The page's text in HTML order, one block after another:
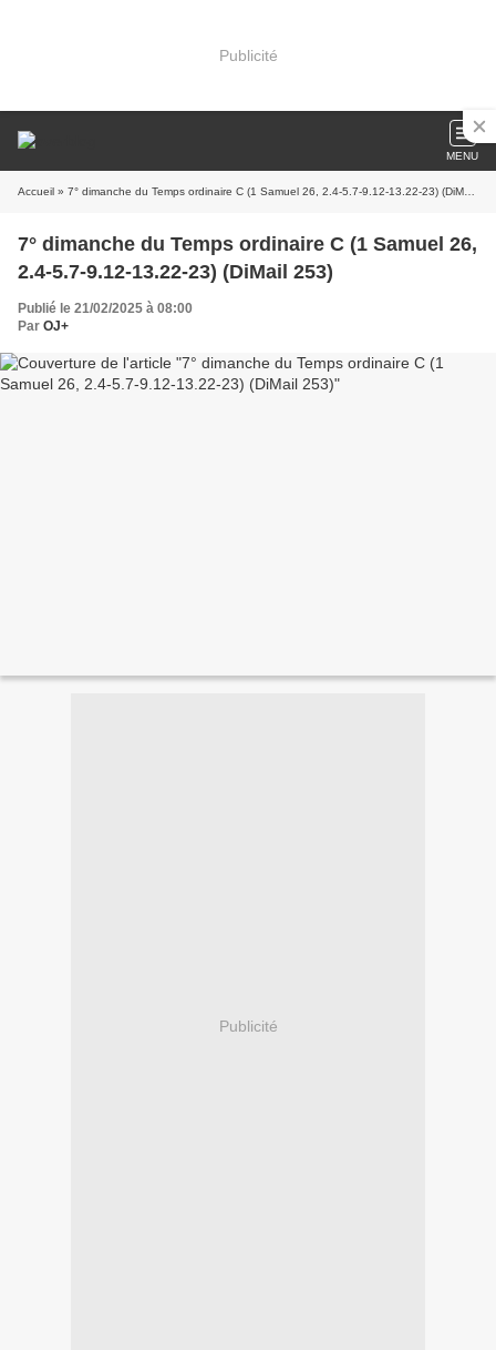
Publicité
MENU
Accueil » 7° dimanche du Temps ordinaire C (1 Samuel 26, 2.4-5.7-9.12-13.22-23) (DiMail 253)
7° dimanche du Temps ordinaire C (1 Samuel 26,
2.4-5.7-9.12-13.22-23) (DiMail 253)
Publié le 21/02/2025 à 08:00
Par OJ+
Publicité